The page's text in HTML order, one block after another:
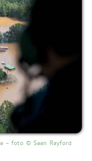
- foto © Sean Rayford